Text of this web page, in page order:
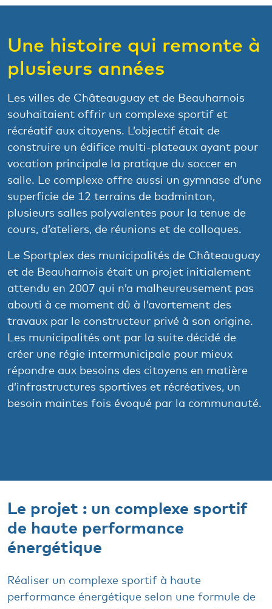
Une histoire qui remonte à
plusieurs années
Les villes de Châteauguay et de Beauharnois
souhaitaient offrir un complexe sportif et
récréatif aux citoyens. L’objectif était de
construire un édifice multi-plateaux ayant pour
vocation principale la pratique du soccer en
salle. Le complexe offre aussi un gymnase d’une
superficie de 12 terrains de badminton,
plusieurs salles polyvalentes pour la tenue de
cours, d’ateliers, de réunions et de colloques.
Le Sportplex des municipalités de Châteauguay
et de Beauharnois était un projet initialement
attendu en 2007 qui n’a malheureusement pas
abouti à ce moment dû à l’avortement des
travaux par le constructeur privé à son origine.
Les municipalités ont par la suite décidé de
créer une régie intermunicipale pour mieux
répondre aux besoins des citoyens en matière
d’infrastructures sportives et récréatives, un
besoin maintes fois évoqué par la communauté.
Le projet : un complexe sportif
de haute performance
énergétique
Réaliser un complexe sportif à haute
performance énergétique selon une formule de